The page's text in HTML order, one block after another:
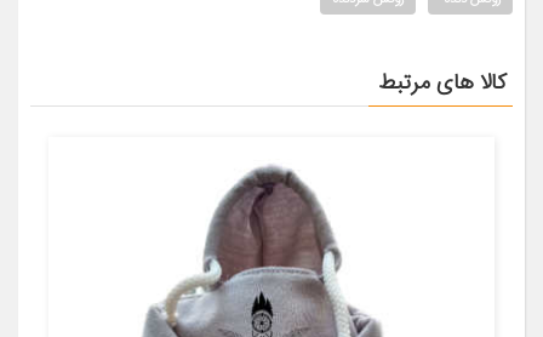
کالا های مرتبط